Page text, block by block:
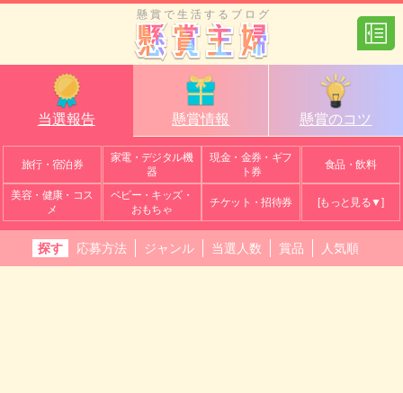
懸賞で生活するブログ
当選報告 懸賞情報 懸賞のコツ
旅行・宿泊券
家電・デジタル機
器
現金・金券・ギフ
ト券
食品・飲料
美容・健康・コス
メ
ベビー・キッズ・
おもちゃ
チケット・招待券 [もっと見る▼]
探す 応募方法 ジャンル 当選人数 賞品 人気順